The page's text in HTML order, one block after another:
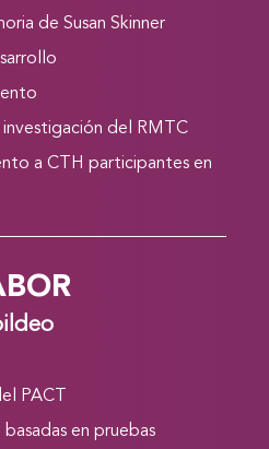
de Susan Skinner
del RMTC
a CTH participantes en
PACT
en pruebas